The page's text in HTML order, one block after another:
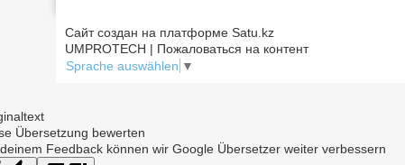
Сайт создан на платформе Satu.kz
UMPROTECH | Пожаловаться на контент
Sprache auswählen ▼
Übersetzung bewerten
Feedback können wir Google Übersetzer weiter verbessern